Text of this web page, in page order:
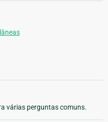
várias perguntas comuns.